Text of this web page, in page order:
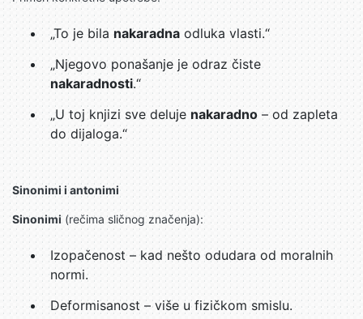
„To je bila nakaradna odluka vlasti.“
„Njegovo ponašanje je odraz čiste
nakaradnosti.“
„U toj knjizi sve deluje nakaradno – od zapleta
do dijaloga.“
Sinonimi i antonimi
Sinonimi(rečima sličnog značenja):
Izopačenost – kad nešto odudara od moralnih
normi.
Deformisanost – više u fizičkom smislu.